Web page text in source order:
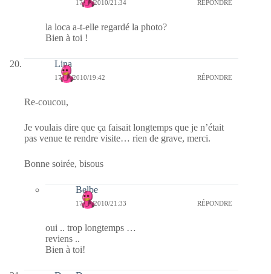
17/02/2010/21:34 RÉPONDRE
la loca a-t-elle regardé la photo?
Bien à toi !
Lina
17/02/2010/19:42 RÉPONDRE
Re-coucou,
Je voulais dire que ça faisait longtemps que je n’était
pas venue te rendre visite… rien de grave, merci.
Bonne soirée, bisous
Belbe
17/02/2010/21:33 RÉPONDRE
oui .. trop longtemps …
reviens ..
Bien à toi!